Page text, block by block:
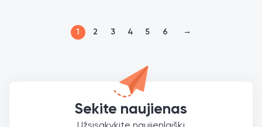
1 2 3 4 5 6 →
Sekite naujienas